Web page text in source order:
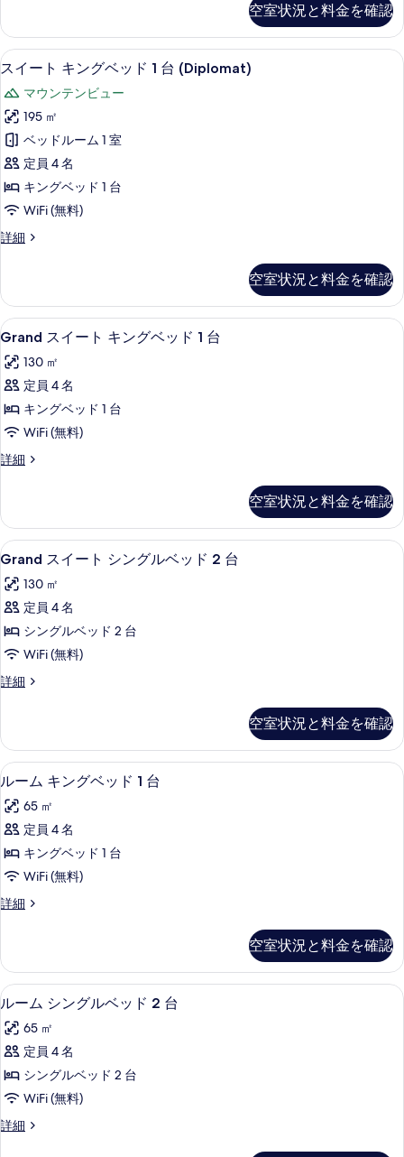
示
す
る
の
写
真
を
表
示
す
る
ド
2
台
シ
ー
ビ
ュ
ー
の
す
の
写
真
を
表
示
す
る
ン
グ
ル
ッ
ド
台
シ
ー
ビ
ュ
の
空室状況と料金を確認
ス
ー
ト
キ
ン
グ
ベ
ッ
1
台
(Diplomat)
の
す
べ
て
の
を
表
示
す
る
スイート キングベッド 1 台
9
スイート キングベッド 1 台 (Diplomat)
マウンテンビュー
195 ㎡
ベッドルーム 1 室
定員 4 名
キングベッド 1 台
WiFi (無料)
詳細
ス
キ
ン
グ
ッ
ド
台
(Diplomat)
詳
空室状況と料金を確認
Grand
ス
イ
ー
ト
キ
ン
ベ
ッ
ド
1
台
の
す
べ
写
真
を
表
示
す
る
高級寝具、ミニバー、セーフティボ
10
Grand スイート キングベッド 1 台
130 ㎡
定員 4 名
キングベッド 1 台
WiFi (無料)
詳細
Grand
ト
キ
ン
ベ
ッ
台
詳
空室状況と料金を確認
Grand
ス
イ
ー
ト
シ
ン
ル
ベ
ッ
ド
2
台
の
す
の
写
真
を
表
示
す
る
Grand スイート シングルベッド 2
12
Grand スイート シングルベッド 2 台
130 ㎡
定員 4 名
シングルベッド 2 台
WiFi (無料)
詳細
Grand
ト
シ
ン
ル
ベ
ド
2
の
空室状況と料金を確認
ル
ー
ム
キ
ン
グ
ベ
ド
台
の
す
べ
て
の
高級寝具、ミニバー、セーフティボ
11
ルーム キングベッド 1 台
65 ㎡
定員 4 名
キングベッド 1 台
WiFi (無料)
詳細
ル
ン
グ
ベ
ド
の
詳
空室状況と料金を確認
ル
ー
ム
シ
ン
グ
ル
高級寝具、ミニバー、セーフティボ
12
ルーム シングルベッド 2 台
65 ㎡
定員 4 名
シングルベッド 2 台
WiFi (無料)
詳細
ル